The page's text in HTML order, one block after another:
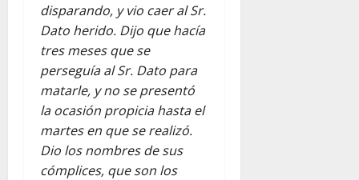
disparando, y vio caer al Sr.
Dato herido. Dijo que hacía
tres meses que se
perseguía al Sr. Dato para
matarle, y no se presentó
la ocasión propicia hasta el
martes en que se realizó.
Dio los nombres de sus
cómplices, que son los